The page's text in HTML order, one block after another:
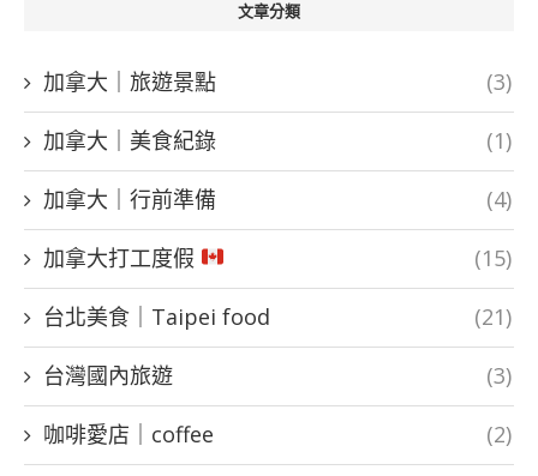
文章分類
加拿大｜旅遊景點 (3)
加拿大｜美食紀錄 (1)
加拿大｜行前準備 (4)
加拿大打工度假 (15)
台北美食｜Taipei food (21)
台灣國內旅遊 (3)
咖啡愛店｜coffee (2)